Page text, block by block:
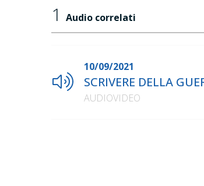
1 Audio correlati
10/09/2021
SCRIVERE DELLA
AUDIOVIDEO